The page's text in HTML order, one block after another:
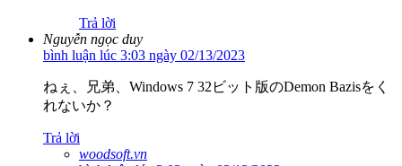
Trả lời
Nguyễn ngọc duy
bình luận lúc 3:03 ngày 02/13/2023
ねぇ、兄弟、Windows 7 32ビット版のDemon Bazisをく
れないか？
Trả lời
woodsoft.vn